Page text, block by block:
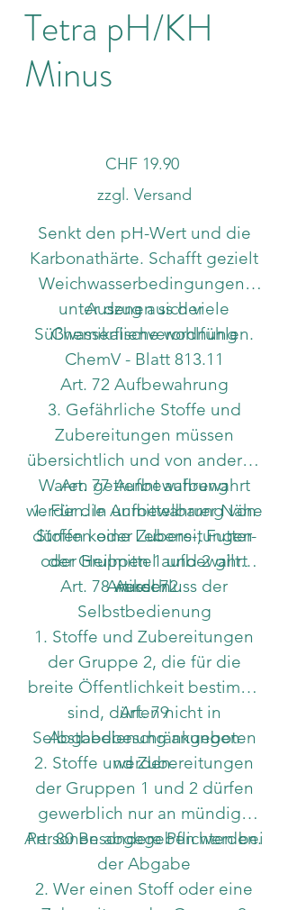
Tetra pH/KH
Minus
Preis
CHF 19.90
zzgl. Versand
Senkt den pH-Wert und die
Karbonathärte. Schafft gezielt
Weichwasserbedingungen,
unter denen sich viele
Süßwasserfische wohlfühlen.
Auszug aus der
Chemikalienverordnung
ChemV - Blatt 813.11
Art. 72 Aufbewahrung
3. Gefährliche Stoffe und
Zubereitungen müssen
übersichtlich und von anderen
Waren getrennt aufbewahrt
werden. In unmittelbarer Nähe
dürfen keine Lebens-, Futter-
oder Heilmittel aufbewahrt
werden.
Art. 77 Aufbewahrung
1. Für die Aufbewahrung von
Stoffen oder Zubereitungen
der Gruppen 1 und 2 gilt
Artikel 72.
Art. 78 Ausschluss der
Selbstbedienung
1. Stoffe und Zubereitungen
der Gruppe 2, die für die
breite Öffentlichkeit bestimmt
sind, dürfen nicht in
Selbstbedienung angeboten
werden.
Art. 79
Abgabebeschränkungen
2. Stoffe und Zubereitungen
der Gruppen 1 und 2 dürfen
gewerblich nur an mündige
Personen abgegeben werden.
Art. 80 Besondere Pflichten bei
der Abgabe
2. Wer einen Stoff oder eine